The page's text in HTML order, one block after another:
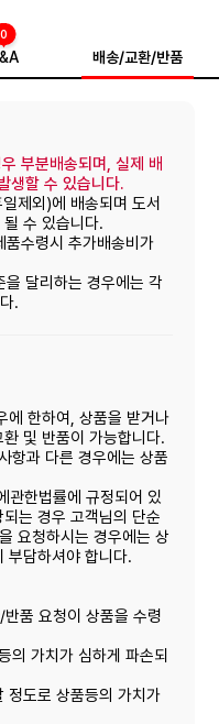
0
배송/교환/반품
부분배송되며, 실제 배
생할 수 있습니다.
제외)에 배송되며 도서
수 있습니다.
수령시 추가배송비가
달리하는 경우에는 각
.
에 한하여, 상품을 받거나
및 반품이 가능합니다.
항과 다른 경우에는 상품
관한법률에 규정되어 있
는 경우 고객님의 단순
요청하시는 경우에는 상
부담하셔야 합니다.
품 요청이 상품을 수령
의 가치가 심하게 파손되
정도로 상품등의 가치가